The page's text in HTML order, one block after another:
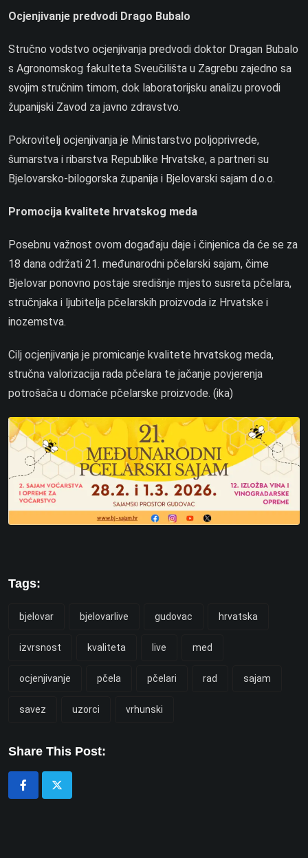
Ocjenjivanje predvodi Drago Bubalo
Stručno vodstvo ocjenjivanja predvodi doktor Dragan Bubalo
s Agronomskog fakulteta Sveučilišta u Zagrebu zajedno sa
svojim stručnim timom, dok laboratorijsku analizu provodi
županijski Zavod za javno zdravstvo.
Pokrovitelj ocjenjivanja je Ministarstvo poljoprivrede,
šumarstva i ribarstva Republike Hrvatske, a partneri su
Bjelovarsko-bilogorska županija i Bjelovarski sajam d.o.o.
Promocija kvalitete hrvatskog meda
Posebnu važnost ovom događaju daje i činjenica da će se za
18 dana održati 21. međunarodni pčelarski sajam, čime
Bjelovar ponovno postaje središnje mjesto susreta pčelara,
stručnjaka i ljubitelja pčelarskih proizvoda iz Hrvatske i
inozemstva.
Cilj ocjenjivanja je promicanje kvalitete hrvatskog meda,
stručna valorizacija rada pčelara te jačanje povjerenja
potrošača u domaće pčelarske proizvode. (ika)
Tags:
bjelovar bjelovarlive gudovac hrvatska
izvrsnost kvaliteta live med
ocjenjivanje pčela pčelari rad sajam
savez uzorci vrhunski
Share This Post: